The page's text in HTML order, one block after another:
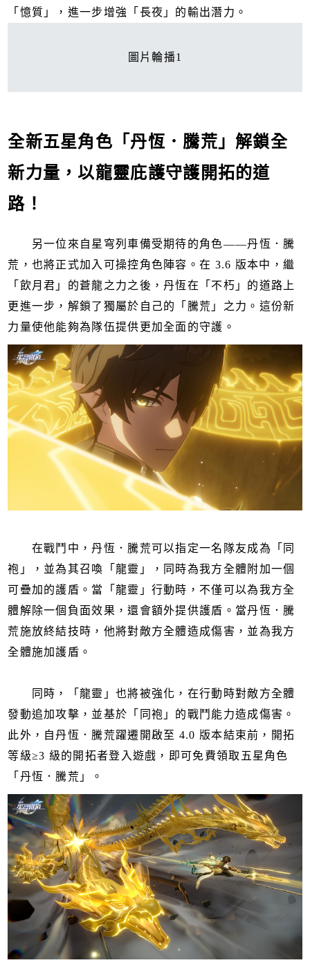
「憶質」，進一步增強「長夜」的輸出潛力。
圖片輪播1
全新五星角色「丹恆．騰荒」解鎖全
新力量，以龍靈庇護守護開拓的道
路！
另一位來自星穹列車備受期待的角色——丹恆．騰
荒，也將正式加入可操控角色陣容。在 3.6 版本中，繼
「飲月君」的蒼龍之力之後，丹恆在「不朽」的道路上
更進一步，解鎖了獨屬於自己的「騰荒」之力。這份新
力量使他能夠為隊伍提供更加全面的守護。
在戰鬥中，丹恆．騰荒可以指定一名隊友成為「同
袍」，並為其召喚「龍靈」，同時為我方全體附加一個
可疊加的護盾。當「龍靈」行動時，不僅可以為我方全
體解除一個負面效果，還會額外提供護盾。當丹恆．騰
荒施放終結技時，他將對敵方全體造成傷害，並為我方
全體施加護盾。
同時，「龍靈」也將被強化，在行動時對敵方全體
發動追加攻擊，並基於「同袍」的戰鬥能力造成傷害。
此外，自丹恆．騰荒躍遷開啟至 4.0 版本結束前，開拓
等級≥3 級的開拓者登入遊戲，即可免費領取五星角色
「丹恆．騰荒」。